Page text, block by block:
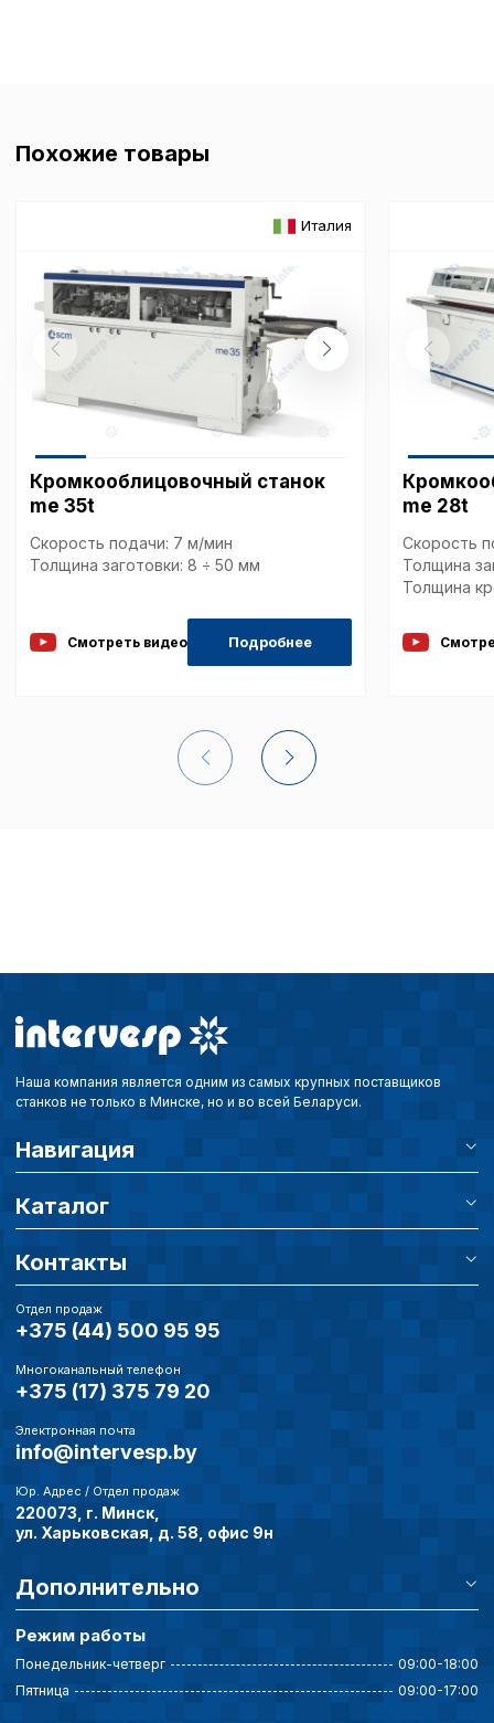
Похожие товары
Италия
Кромкооблицовочный станок
me 35t
Скорость подачи: 7 м/мин
Толщина заготовки: 8 ÷ 50 мм
Смотреть видео Подробнее
me 28t
Скорость
Толщина
Толщина
Наша компания является одним из самых крупных поставщиков
станков не только в Минске, но и во всей Беларуси.
Навигация
Каталог
Контакты
Отдел продаж
+375 (44) 500 95 95
Многоканальный телефон
+375 (17) 375 79 20
Электронная почта
info@intervesp.by
Юр. Адрес / Отдел продаж
220073, г. Минск,
ул. Харьковская, д. 58, офис 9н
Дополнительно
Режим работы
Понедельник-четверг
09:00-18:00
Пятница
09:00-17:00